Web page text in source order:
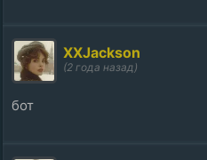
XXJackson
(2 года назад)
бот